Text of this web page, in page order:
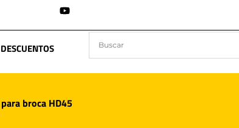
DESCUENTOS
broca HD45